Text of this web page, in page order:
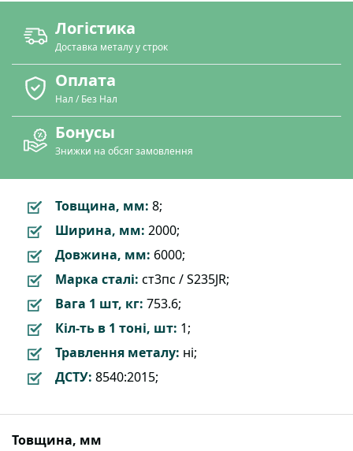
Логістика
Доставка металу у строк
Оплата
Нал / Без Нал
Бонусы
Знижки на обсяг замовлення
Товщина, мм: 8;
Ширина, мм: 2000;
Довжина, мм: 6000;
Марка сталі: ст3пс / S235JR;
Вага 1 шт, кг: 753.6;
Кіл-ть в 1 тоні, шт: 1;
Травлення металу: ні;
ДСТУ: 8540:2015;
Товщина, мм